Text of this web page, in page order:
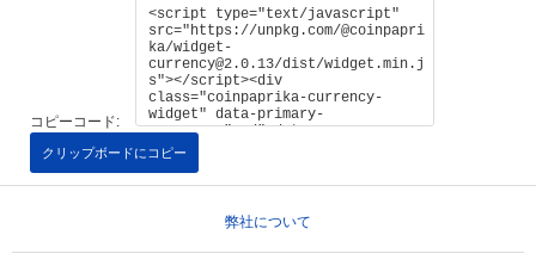
コピーコード:
クリップボードにコピー
弊社について